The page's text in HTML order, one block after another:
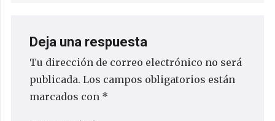
Deja una respuesta
Tu dirección de correo electrónico no será
publicada. Los campos obligatorios están
marcados con *